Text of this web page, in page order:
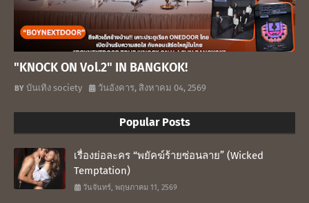
"KNOCK ON Vol.2" IN BANGKOK!
บันเทิง society วันอังคาร, สิงหาคม 04, 2569
Popular Posts
เรื่องย่อละคร “พยัคฆ์ร้ายซ่อนลาย” (Wicked
Temptation)
วันจันทร์, พฤษภาคม 11, 2569